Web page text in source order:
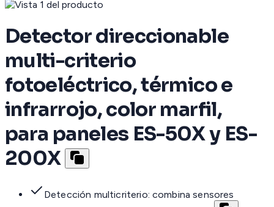
Detector direccionable
multi-criterio
fotoeléctrico, térmico e
infrarrojo, color marfil,
para paneles ES-50X y ES-
200X
Detección multicriterio: combina sensores